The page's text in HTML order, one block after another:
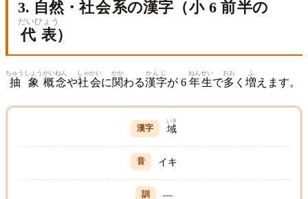
3. 自然・ 社会系の漢字 （小 6 前半の
代表
だいひょう
）
抽象
ちゅうしょう
概念
がいねん
や社会
しゃかい
に関
かか
わる漢字
かんじ
が 6 年
ねん
生
せい
で多
おお
く 増
ふ
えます。
域
いき
イキ
—